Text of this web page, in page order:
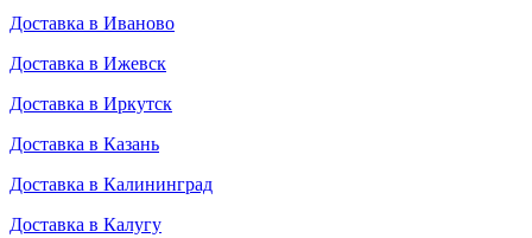
Доставка в Иваново
Доставка в Ижевск
Доставка в Иркутск
Доставка в Казань
Доставка в Калининград
Доставка в Калугу